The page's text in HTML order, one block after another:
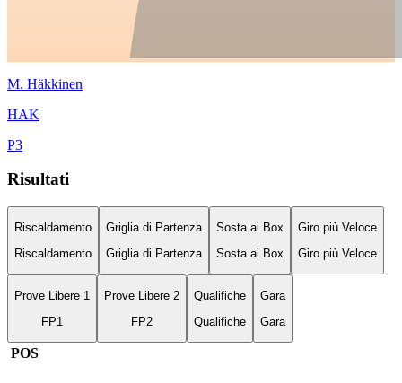
M. Häkkinen
HAK
P3
Risultati
Riscaldamento
Riscaldamento
Griglia di Partenza
Griglia di Partenza
Sosta ai Box
Sosta ai Box
Giro più Veloce
Giro più Veloce
Prove Libere 1
FP1
Prove Libere 2
FP2
Qualifiche
Qualifiche
Gara
Gara
POS